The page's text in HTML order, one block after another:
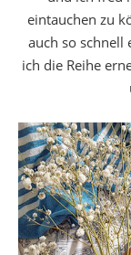
eintauchen zu
auch so schnell
ich die Reihe